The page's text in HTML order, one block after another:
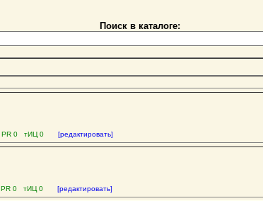
Поиск в каталоге:
PR 0 тИЦ 0 [редактировать]
PR 0 тИЦ 0 [редактировать]